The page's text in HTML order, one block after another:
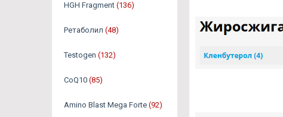
HGH Fragment (136)
Ретаболил (48)
Testogen (132)
CoQ10 (85)
Amino Blast Mega Forte (92)